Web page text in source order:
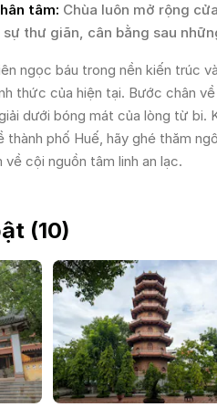
tâm: Chùa luôn mở rộng
thư giãn, cân bằng sau
ngọc báu trong nền kiến trúc
thức của hiện tại. Bước chân
dưới bóng mát của lòng từ
thành phố Huế, hãy ghé thăm
cội nguồn tâm linh an lạc.
(10)